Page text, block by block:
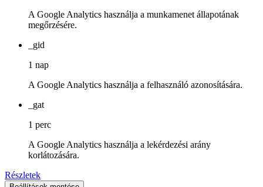
A Google Analytics használja a munkamenet állapotának
megőrzésére.
_gid
1 nap
A Google Analytics használja a felhasználó azonosítására.
_gat
1 perc
A Google Analytics használja a lekérdezési arány
korlátozására.
Részletek